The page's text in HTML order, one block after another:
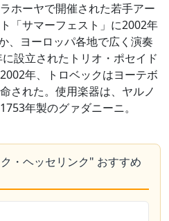
ホーヤで開催された若手アー
「サマーフェスト」に2002年
、ヨーロッパ各地で広く演奏
設立されたトリオ・ポセイド
年、トロベックはヨーテボ
された。使用楽器は、ヤルノ
年製のグァダニーニ。
・ヘッセリンク" おすすめ